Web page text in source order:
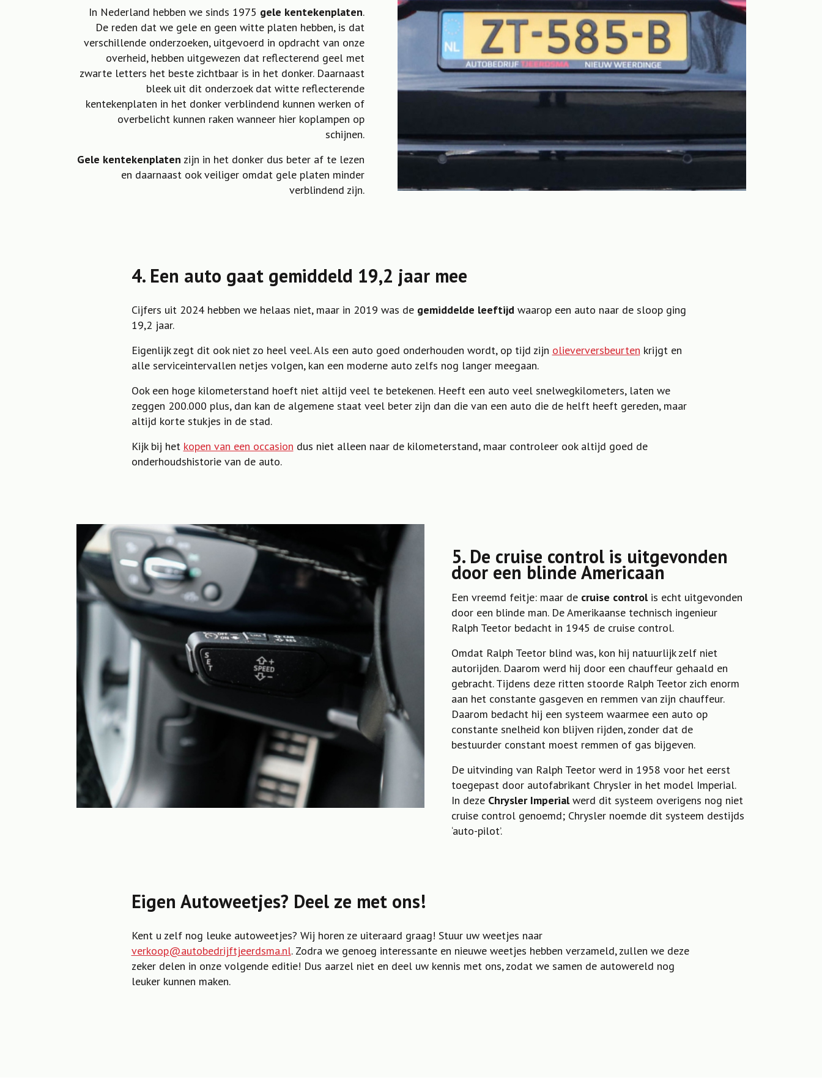
In Nederland hebben we sinds 1975 gele kentekenplaten.
De reden dat we gele en geen witte platen hebben, is dat
verschillende onderzoeken, uitgevoerd in opdracht van onze
overheid, hebben uitgewezen dat reflecterend geel met
zwarte letters het beste zichtbaar is in het donker. Daarnaast
bleek uit dit onderzoek dat witte reflecterende
kentekenplaten in het donker verblindend kunnen werken of
overbelicht kunnen raken wanneer hier koplampen op
schijnen.
Gele kentekenplaten zijn in het donker dus beter af te lezen
en daarnaast ook veiliger omdat gele platen minder
verblindend zijn.
4. Een auto gaat gemiddeld 19,2 jaar mee
Cijfers uit 2024 hebben we helaas niet, maar in 2019 was de gemiddelde leeftijdwaarop een auto naar de sloop ging
19,2 jaar.
Eigenlijk zegt dit ook niet zo heel veel. Als een auto goed onderhouden wordt, op tijd zijn olieverversbeurten krijgt en
alle serviceintervallen netjes volgen, kan een moderne auto zelfs nog langer meegaan.
Ook een hoge kilometerstand hoeft niet altijd veel te betekenen. Heeft een auto veel snelwegkilometers, laten we
zeggen 200.000 plus, dan kan de algemene staat veel beter zijn dan die van een auto die de helft heeft gereden, maar
altijd korte stukjes in de stad.
Kijk bij het kopen van een occasion dus niet alleen naar de kilometerstand, maar controleer ook altijd goed de
onderhoudshistorie van de auto.
5. De cruise control is uitgevonden
door een blinde Americaan
Een vreemd feitje: maar de cruise controlis echt uitgevonden
door een blinde man. De Amerikaanse technisch ingenieur
Ralph Teetor bedacht in 1945 de cruise control.
Omdat Ralph Teetor blind was, kon hij natuurlijk zelf niet
autorijden. Daarom werd hij door een chauffeur gehaald en
gebracht. Tijdens deze ritten stoorde Ralph Teetor zich enorm
aan het constante gasgeven en remmen van zijn chauffeur.
Daarom bedacht hij een systeem waarmee een auto op
constante snelheid kon blijven rijden, zonder dat de
bestuurder constant moest remmen of gas bijgeven.
De uitvinding van Ralph Teetor werd in 1958 voor het eerst
toegepast door autofabrikant Chrysler in het model Imperial.
In deze Chrysler Imperialwerd dit systeem overigens nog niet
cruise control genoemd; Chrysler noemde dit systeem destijds
‘auto-pilot’.
Eigen Autoweetjes? Deel ze met ons!
Kent u zelf nog leuke autoweetjes? Wij horen ze uiteraard graag! Stuur uw weetjes naar
verkoop@autobedrijftjeerdsma.nl. Zodra we genoeg interessante en nieuwe weetjes hebben verzameld, zullen we deze
zeker delen in onze volgende editie! Dus aarzel niet en deel uw kennis met ons, zodat we samen de autowereld nog
leuker kunnen maken.